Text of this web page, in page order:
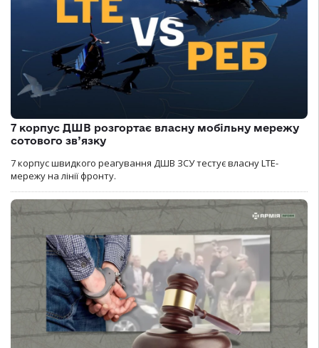
7 корпус ДШВ розгортає власну мобільну мережу
сотового зв’язку
7 корпус швидкого реагування ДШВ ЗСУ тестує власну LTE-
мережу на лінії фронту.